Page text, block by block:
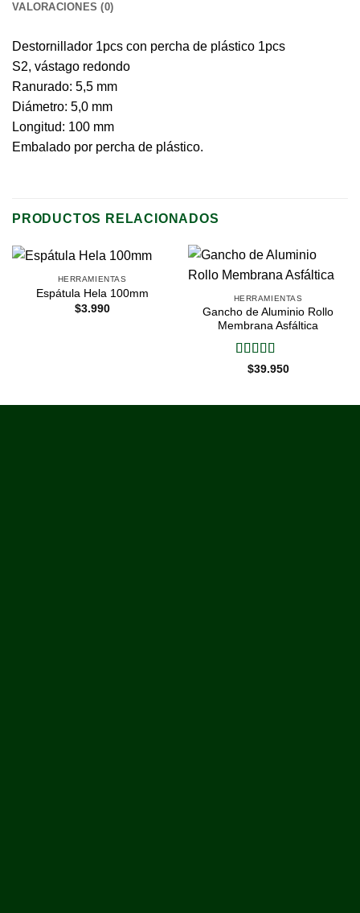
VALORACIONES (0)
Destornillador 1pcs con percha de plástico 1pcs
S2, vástago redondo
Ranurado: 5,5 mm
Diámetro: 5,0 mm
Longitud: 100 mm
Embalado por percha de plástico.
PRODUCTOS RELACIONADOS
HERRAMIENTAS
Espátula Hela 100mm
$3.990
HERRAMIENTAS
Gancho de Aluminio Rollo
Membrana Asfáltica
Valorado
$39.950